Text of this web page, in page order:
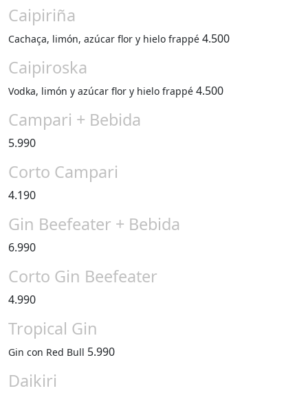
Caipiriña
Cachaça, limón, azúcar flor y hielo frappé 4.500
Caipiroska
Vodka, limón y azúcar flor y hielo frappé 4.500
Campari + Bebida
5.990
Corto Campari
4.190
Gin Beefeater + Bebida
6.990
Corto Gin Beefeater
4.990
Tropical Gin
Gin con Red Bull 5.990
Daikiri